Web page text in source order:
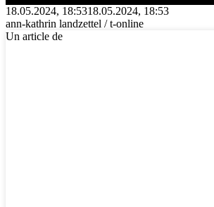
18.05.2024, 18:5318.05.2024, 18:53
ann-kathrin landzettel / t-online
Un article de